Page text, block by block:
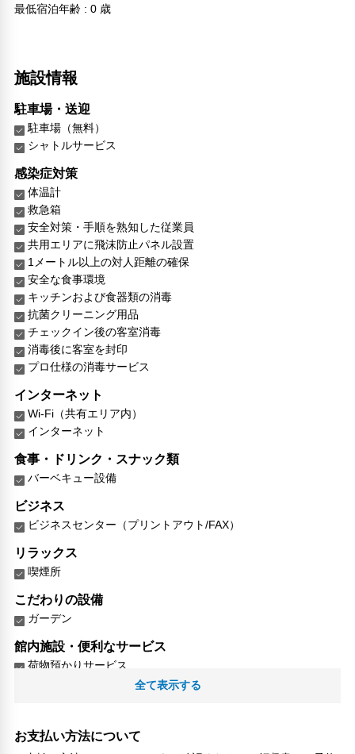
最低宿泊年齢 : 0 歳
施設情報
駐車場・送迎
駐車場（無料）
シャトルサービス
感染症対策
体温計
救急箱
安全対策・手順を熟知した従業員
共用エリアに飛沫防止パネル設置
1メートル以上の対人距離の確保
安全な食事環境
キッチンおよび食器類の消毒
抗菌クリーニング用品
チェックイン後の客室消毒
消毒後に客室を封印
プロ仕様の消毒サービス
インターネット
Wi-Fi（共有エリア内）
インターネット
食事・ドリンク・スナック類
バーベキュー設備
ビジネス
ビジネスセンター（プリントアウト/FAX）
リラックス
喫煙所
こだわりの設備
ガーデン
館内施設・便利なサービス
荷物預かりサービス
日本語
全て表示する
お支払い方法について